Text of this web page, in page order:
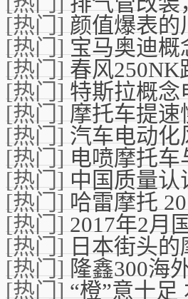
[热门]颜值爆表的
[热门]宝马奥迪概
[热门]春风250NK
[热门]特斯拉概念
[热门]摩托车提速
[热门]汽车电动化
[热门]电喷摩托车
[热门]中国质量认
[热门]哈雷摩托
[热门]2017年2月
[热门]日本街头的
[热门]隆鑫300海
[热门]“橙”意十足